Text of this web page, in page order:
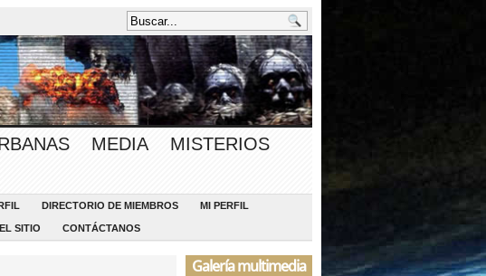
MEDIA
MISTERIOS
DIRECTORIO DE MIEMBROS MI PERFIL
SITIO CONTÁCTANOS
Galería multimedia